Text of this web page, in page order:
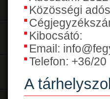
Közösségi
Kibocsátó:
Email:
Telefon: +36/
A